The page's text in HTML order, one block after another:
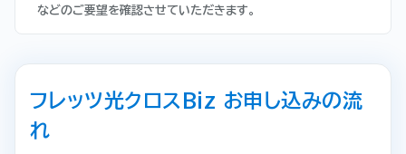
などのご要望を確認させていただきます。
フレッツ光クロスBiz お申し込みの流
れ